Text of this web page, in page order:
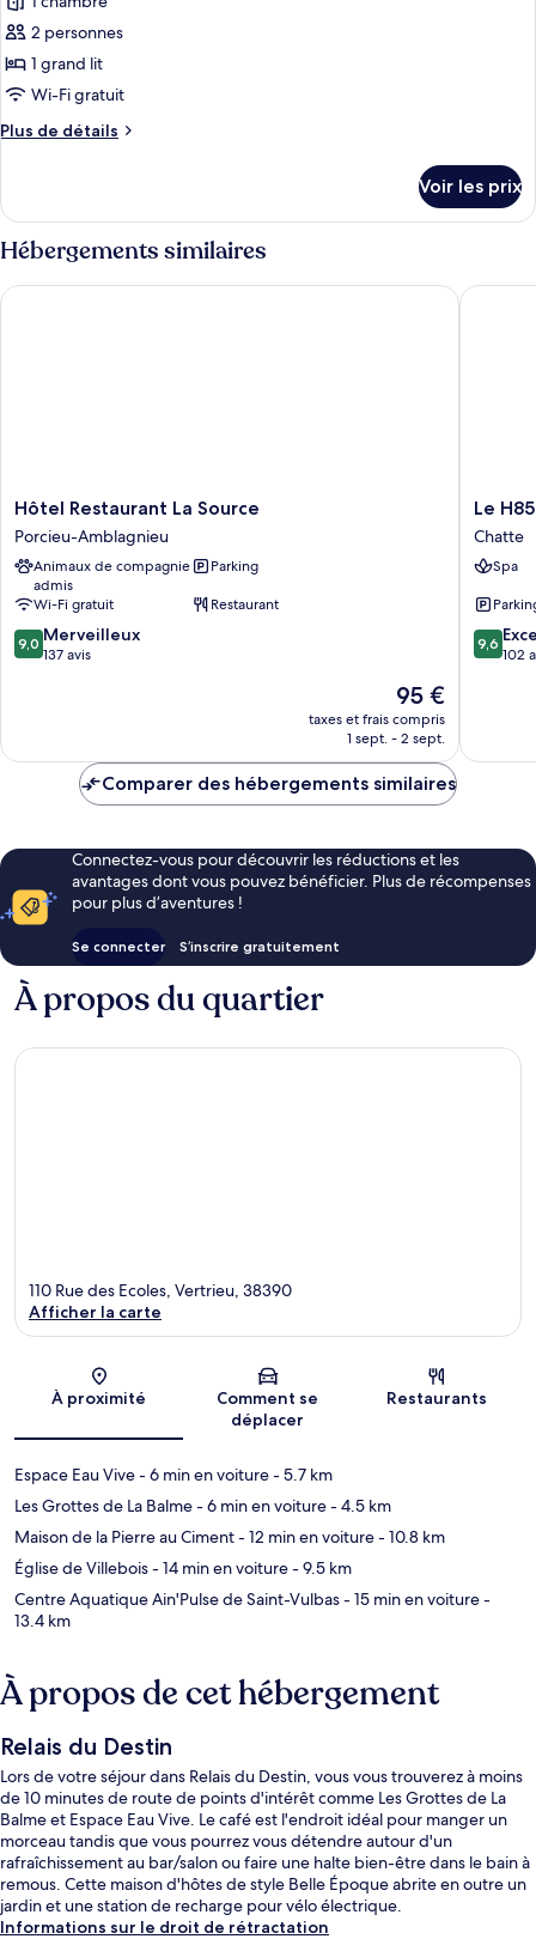
ce
type
de
chambre :
Appartement
fleuve
2 personnes
1 grand lit
Wi-Fi gratuit
Plus de détails
Plus
le
type
de
Appartement
Voir les prix
Hébergements similaires
Hôtel
Restaurant
La
Source
Porcieu-
Amblagnieu
Hôtel Restaurant La Source
Porcieu-Amblagnieu
Animaux de compagnie
admis
Parking
Wi-Fi gratuit
Restaurant
9.0
sur
9,0 Merveilleux
137 avis
Le
nouveau
prix
de
95 €
taxes et frais compris
1 sept. - 2 sept.
Hôtel Restaurant La Source
Le
H85
Chatte
Le H85
Chatte
Spa
9.6
sur
9,6
102
Le H85
Comparer des hébergements similaires
Connectez-vous pour découvrir les réductions et les
avantages dont vous pouvez bénéficier. Plus de récompenses
pour plus d’aventures !
Se connecter S’inscrire gratuitement
À propos du quartier
Carte
110 Rue des Ecoles, Vertrieu, 38390
Afficher la carte
À proximité
Comment se
déplacer
Restaurants
Espace Eau Vive- 6 min en voiture- 5.7 km
Les Grottes de La Balme- 6 min en voiture- 4.5 km
Maison de la Pierre au Ciment- 12 min en voiture- 10.8 km
Église de Villebois- 14 min en voiture- 9.5 km
Centre Aquatique Ain'Pulse de Saint-Vulbas- 15 min en voiture-
13.4 km
À propos de cet hébergement
Relais du Destin
Lors de votre séjour dans Relais du Destin, vous vous trouverez à moins
de 10 minutes de route de points d'intérêt comme Les Grottes de La
Balme et Espace Eau Vive. Le café est l'endroit idéal pour manger un
morceau tandis que vous pourrez vous détendre autour d'un
rafraîchissement au bar/salon ou faire une halte bien-être dans le bain à
remous. Cette maison d'hôtes de style Belle Époque abrite en outre un
jardin et une station de recharge pour vélo électrique.
Informations sur le droit de rétractation